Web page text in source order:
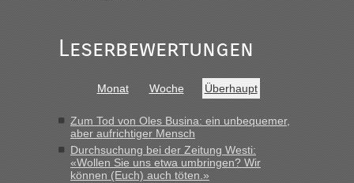
schnell da auch Passagiere mit EU-Pass dabei waren“
Berichte und Reisetipps • Re: An welchem
Grenzübergang zwischen Polen und der Ukraine geht es am
„Bin am Montag 15.6.26 um 8 Uhr in Urgyniw ausgereist,
das erste Mal an einem Montagmorgen ca. 15 Fahrzeuge
vor mir, bin sonst der Erste oder Zweite, egal, nach ca 20
Minuten wurde dann die nächste Welle...“
Leserbewertungen
Monat Woche Überhaupt
Zum Tod von Oles Busina: ein unbequemer,
aber aufrichtiger Mensch
Durchsuchung bei der Zeitung Westi:
«Wollen Sie uns etwa umbringen? Wir
können (Euch) auch töten.»